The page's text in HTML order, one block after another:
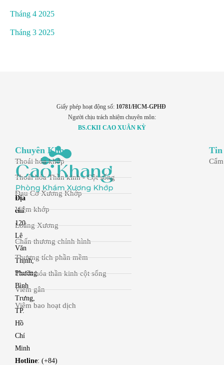
Tháng 4 2025
Tháng 3 2025
Giấy phép hoạt động số: 10781/HCM-GPHĐ
Người chịu trách nhiệm chuyên môn:
BS.CKII CAO XUÂN KỲ
Địa
chỉ:
120
Lê
Văn
Thịnh,
Phường
Bình
Trưng,
TP.
Hồ
Chí
Minh
Hotline: (+84)
Chuyên Khoa
Thoái hóa khớp
Thoái hóa Thần kinh - Cột sống
Đau Cơ Xương Khớp
Viêm khớp
Loãng Xương
Chấn thương chỉnh hình
Thương tích phần mềm
Thoái hóa thần kinh cột sống
Viêm gân
Viêm bao hoạt dịch
Tin